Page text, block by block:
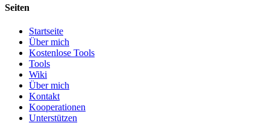
Seiten
Startseite
Über mich
Kostenlose Tools
Tools
Wiki
Über mich
Kontakt
Kooperationen
Unterstützen